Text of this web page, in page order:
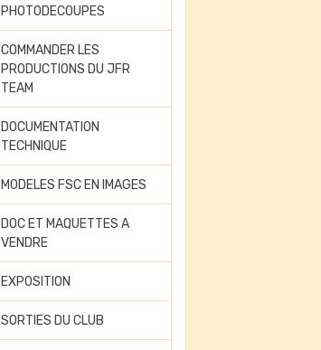
PHOTODECOUPES
COMMANDER LES
PRODUCTIONS DU JFR
TEAM
DOCUMENTATION
TECHNIQUE
MODELES FSC EN IMAGES
DOC ET MAQUETTES A
VENDRE
EXPOSITION
SORTIES DU CLUB